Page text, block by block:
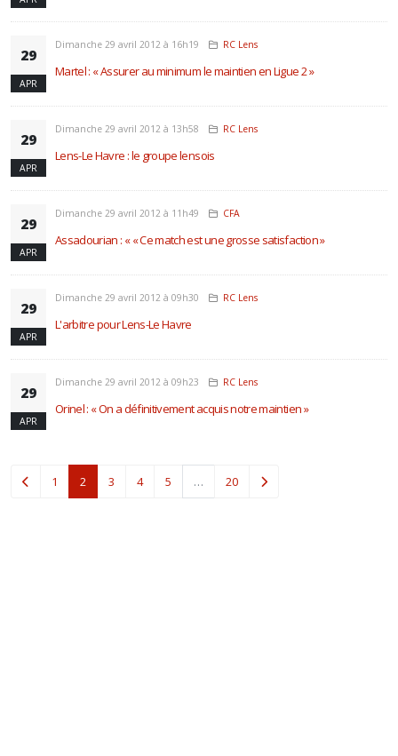
29
APR
Dimanche 29 avril 2012 à 16h19 RC Lens
Martel : « Assurer au minimum le maintien en Ligue 2 »
29
APR
Dimanche 29 avril 2012 à 13h58 RC Lens
Lens-Le Havre : le groupe lensois
29
APR
Dimanche 29 avril 2012 à 11h49 CFA
Assadourian : « « Ce match est une grosse satisfaction »
29
APR
Dimanche 29 avril 2012 à 09h30 RC Lens
L'arbitre pour Lens-Le Havre
29
APR
Dimanche 29 avril 2012 à 09h23 RC Lens
Orinel : « On a définitivement acquis notre maintien »
1 2 (current)
3 4 5 … 20